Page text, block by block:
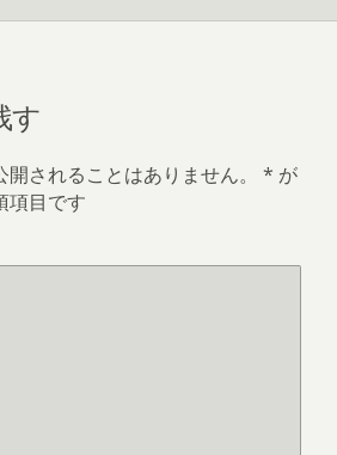
す
されることはありません。 * が
項目です